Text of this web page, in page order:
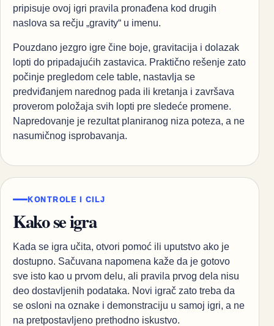
pripisuje ovoj igri pravila pronađena kod drugih
naslova sa rečju „gravity“ u imenu.
Pouzdano jezgro igre čine boje, gravitacija i dolazak
lopti do pripadajućih zastavica. Praktično rešenje zato
počinje pregledom cele table, nastavlja se
predviđanjem narednog pada ili kretanja i završava
proverom položaja svih lopti pre sledeće promene.
Napredovanje je rezultat planiranog niza poteza, a ne
nasumičnog isprobavanja.
KONTROLE I CILJ
Kako se igra
Kada se igra učita, otvori pomoć ili uputstvo ako je
dostupno. Sačuvana napomena kaže da je gotovo
sve isto kao u prvom delu, ali pravila prvog dela nisu
deo dostavljenih podataka. Novi igrač zato treba da
se osloni na oznake i demonstraciju u samoj igri, a ne
na pretpostavljeno prethodno iskustvo.